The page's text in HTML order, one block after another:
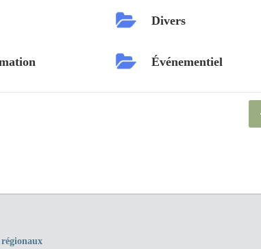
Divers
Événementiel